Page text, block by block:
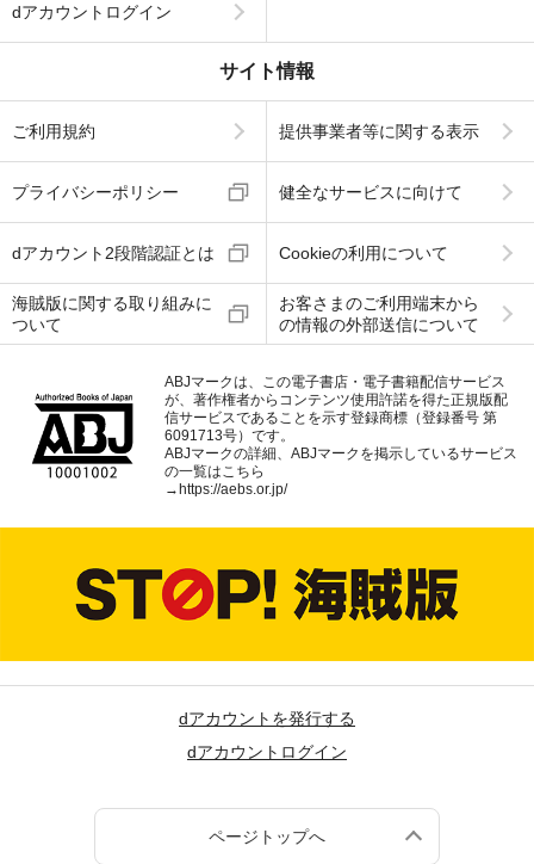
dアカウントログイン
サイト情報
ご利用規約 提供事業者等に関する表示
プライバシーポリシー 健全なサービスに向けて
dアカウント2段階認証とは Cookieの利用について
海賊版に関する取り組みに
ついて
お客さまのご利用端末から
の情報の外部送信について
ABJマークは、この電子書店・電子書籍配信サービス
が、著作権者からコンテンツ使用許諾を得た正規版配
信サービスであることを示す登録商標（登録番号 第
6091713号）です。
ABJマークの詳細、ABJマークを掲示しているサービス
の一覧はこちら
→ https://aebs.or.jp/
dアカウントを発行する
dアカウントログイン
ページトップへ